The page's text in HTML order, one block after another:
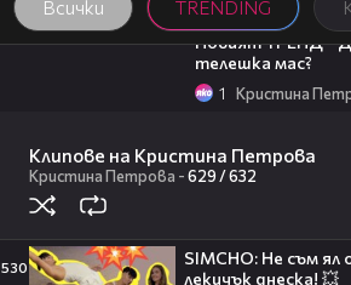
Клипове на Кристина Петрова
Кристина Петрова -629 /632
530
SIMCHO: Не съм ял
лекичък днеска! 💥
Всички TRENDING
00:27
Новият ТРЕНД -
телешка мас?
1 Кристина
Кристина Петрова
06:38
3 Здравей
05:57